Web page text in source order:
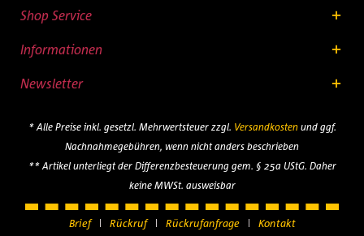
Shop Service
Informationen
Newsletter
* Alle Preise inkl. gesetzl. Mehrwertsteuer zzgl. Versandkostenund ggf.
Nachnahmegebühren, wenn nicht anders beschrieben
** Artikel unterliegt der Differenzbesteuerung gem. § 25a UStG. Daher
keine MWSt. ausweisbar
Brief Rückruf Rückrufanfrage Kontakt